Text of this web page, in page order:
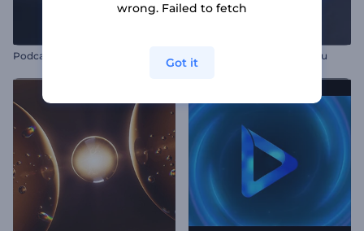
Podcast Yayın İntro Kromatik Logo Animasyonu
wrong. Failed to fetch
Got it